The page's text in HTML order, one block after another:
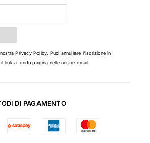
Privacy Policy. Puoi annullare l'iscrizione in
link a fondo pagina nelle nostre email.
DI PAGAMENTO